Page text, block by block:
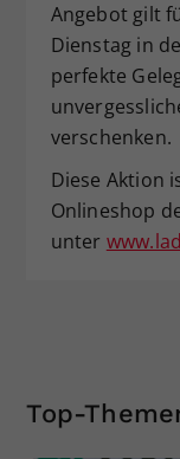
Angebot gilt
Dienstag in
perfekte
verschenken.
Diese Aktion
Onlineshop
unter
Top-